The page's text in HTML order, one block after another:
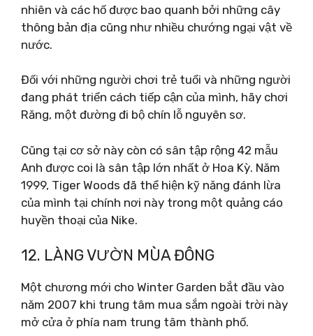
nhiên và các hố được bao quanh bởi những cây
thông bản địa cũng như nhiều chướng ngại vật về
nước.
Đối với những người chơi trẻ tuổi và những người
đang phát triển cách tiếp cận của mình, hãy chơi
Răng, một đường đi bộ chín lỗ nguyên sơ.
Cũng tại cơ sở này còn có sân tập rộng 42 mẫu
Anh được coi là sân tập lớn nhất ở Hoa Kỳ. Năm
1999, Tiger Woods đã thể hiện kỹ năng đánh lừa
của mình tại chính nơi này trong một quảng cáo
huyền thoại của Nike.
12. LÀNG VƯỜN MÙA ĐÔNG
Một chương mới cho Winter Garden bắt đầu vào
năm 2007 khi trung tâm mua sắm ngoài trời này
mở cửa ở phía nam trung tâm thành phố.